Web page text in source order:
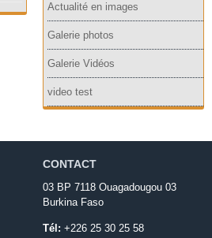
Actualité en images
Galerie photos
Galerie Vidéos
video test
CONTACT
03 BP 7118 Ouagadougou 03
Burkina Faso
Tél: +226 25 30 25 58